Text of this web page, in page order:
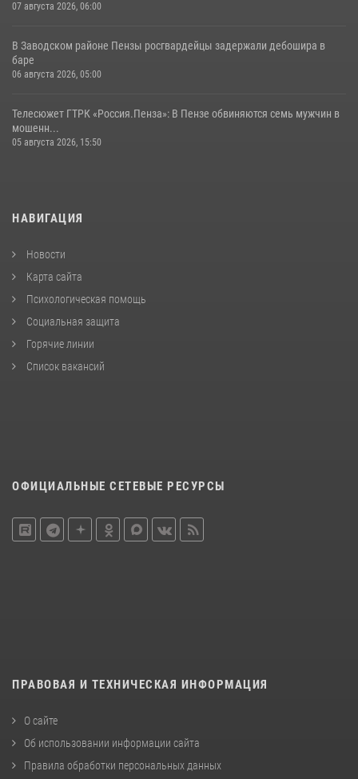
07 августа 2026, 06:00
В Заводском районе Пензы росгвардейцы задержали дебошира в
баре
06 августа 2026, 05:00
Телесюжет ГТРК «Россия.Пенза»: В Пензе обвиняются семь мужчин в
мошенн...
05 августа 2026, 15:50
НАВИГАЦИЯ
Новости
Карта сайта
Психологическая помощь
Социальная защита
Горячие линии
Список вакансий
ОФИЦИАЛЬНЫЕ СЕТЕВЫЕ РЕСУРСЫ
ПРАВОВАЯ И ТЕХНИЧЕСКАЯ ИНФОРМАЦИЯ
О сайте
Об использовании информации сайта
Правила обработки персональных данных